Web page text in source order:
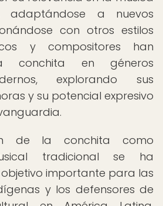
adaptándose a nuevos
con otros estilos
y compositores han
conchita en géneros
explorando sus
y su potencial expresivo
de la conchita como
tradicional se ha
importante para las
y los defensores de